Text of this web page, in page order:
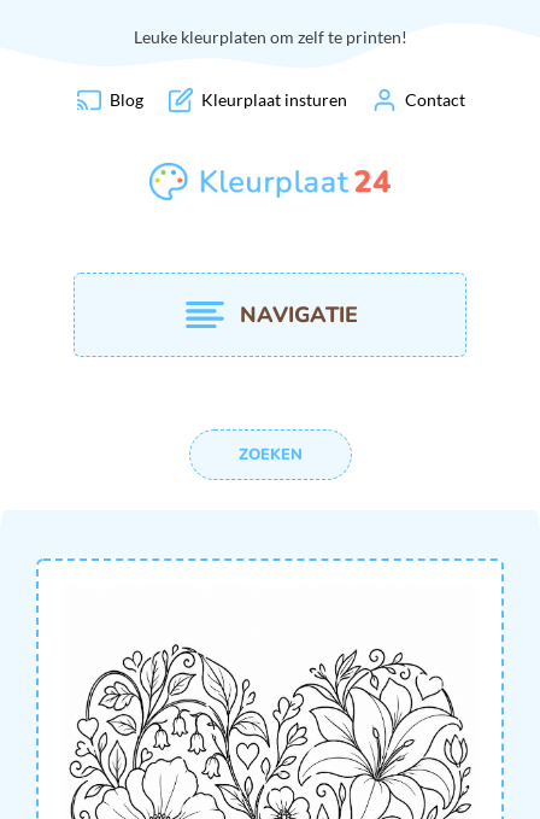
Leuke kleurplaten om zelf te printen!
Blog Kleurplaat insturen Contact
NAVIGATIE
ZOEKEN